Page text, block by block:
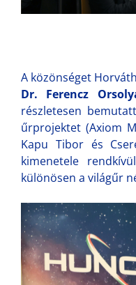
A közönséget
Dr. Ferencz
részletesen
űrprojektet (Axiom
Kapu Tibor és
kimenetele
különösen a világűr